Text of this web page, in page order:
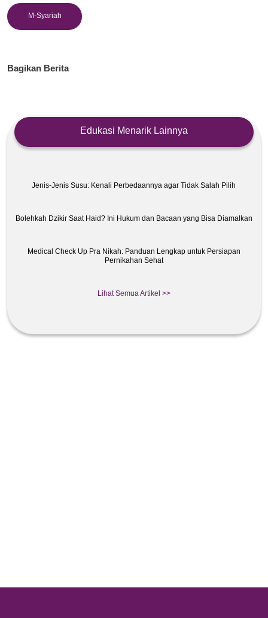
M-Syariah
Bagikan Berita
Edukasi Menarik Lainnya
Jenis-Jenis Susu: Kenali Perbedaannya agar Tidak Salah Pilih
Bolehkah Dzikir Saat Haid? Ini Hukum dan Bacaan yang Bisa Diamalkan
Medical Check Up Pra Nikah: Panduan Lengkap untuk Persiapan
Pernikahan Sehat
Lihat Semua Artikel >>